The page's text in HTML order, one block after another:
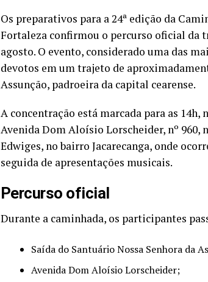
Os preparativos para a 24ª edição da
Fortaleza confirmou o percurso oficial da
agosto. O evento, considerado uma das
devotos em um trajeto de
Assunção, padroeira da capital cearense.
A concentração está marcada para as
Avenida Dom Aloísio Lorscheider, nº 960,
Edwiges, no bairro Jacarecanga, onde
seguida de apresentações musicais.
Percurso oficial
Durante a caminhada, os participantes
Saída do Santuário Nossa Senhora da
Avenida Dom Aloísio Lorscheider;